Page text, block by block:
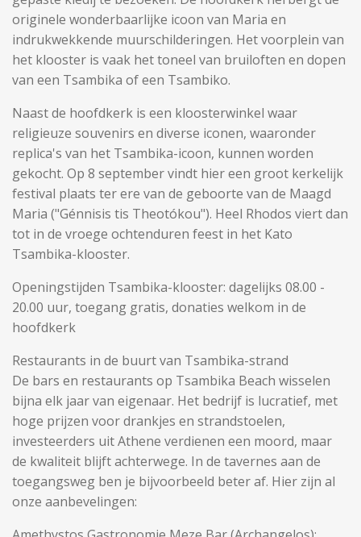
originele wonderbaarlijke icoon van Maria en
indrukwekkende muurschilderingen. Het voorplein van
het klooster is vaak het toneel van bruiloften en dopen
van een Tsambika of een Tsambiko.
Naast de hoofdkerk is een kloosterwinkel waar
religieuze souvenirs en diverse iconen, waaronder
replica's van het Tsambika-icoon, kunnen worden
gekocht. Op 8 september vindt hier een groot kerkelijk
festival plaats ter ere van de geboorte van de Maagd
Maria ("Génnisis tis Theotókou"). Heel Rhodos viert dan
tot in de vroege ochtenduren feest in het Kato
Tsambika-klooster.
Openingstijden Tsambika-klooster: dagelijks 08.00 -
20.00 uur, toegang gratis, donaties welkom in de
hoofdkerk
Restaurants in de buurt van Tsambika-strand
De bars en restaurants op Tsambika Beach wisselen
bijna elk jaar van eigenaar. Het bedrijf is lucratief, met
hoge prijzen voor drankjes en strandstoelen,
investeerders uit Athene verdienen een moord, maar
de kwaliteit blijft achterwege. In de tavernes aan de
toegangsweg ben je bijvoorbeeld beter af. Hier zijn al
onze aanbevelingen: